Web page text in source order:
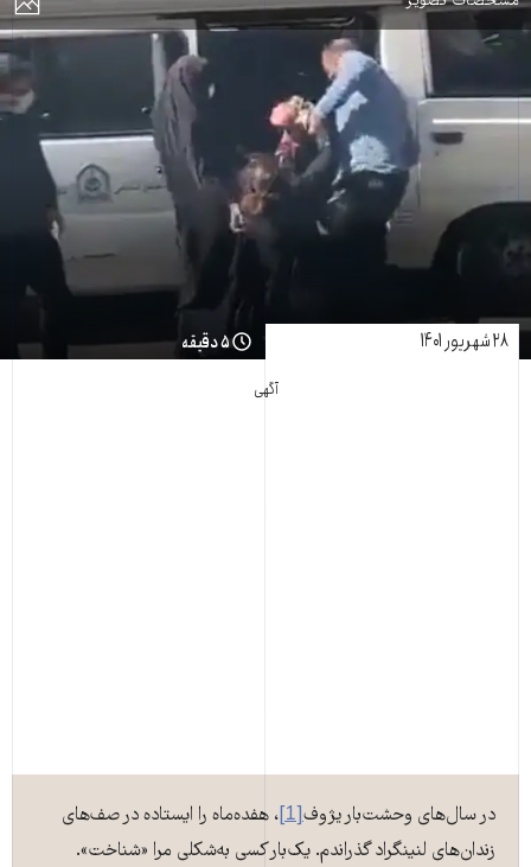
۲۸ شهریور ۱۴۰۱ ۵ دقیقه
آگهی
در سال‌های وحشت‌بار یژوف[1]
، هفده‌ماه را ایستاده در صف‌های
زندان‌های لنینگراد گذراندم. یک‌بار کسی به‌شکلی مرا «شناخت».